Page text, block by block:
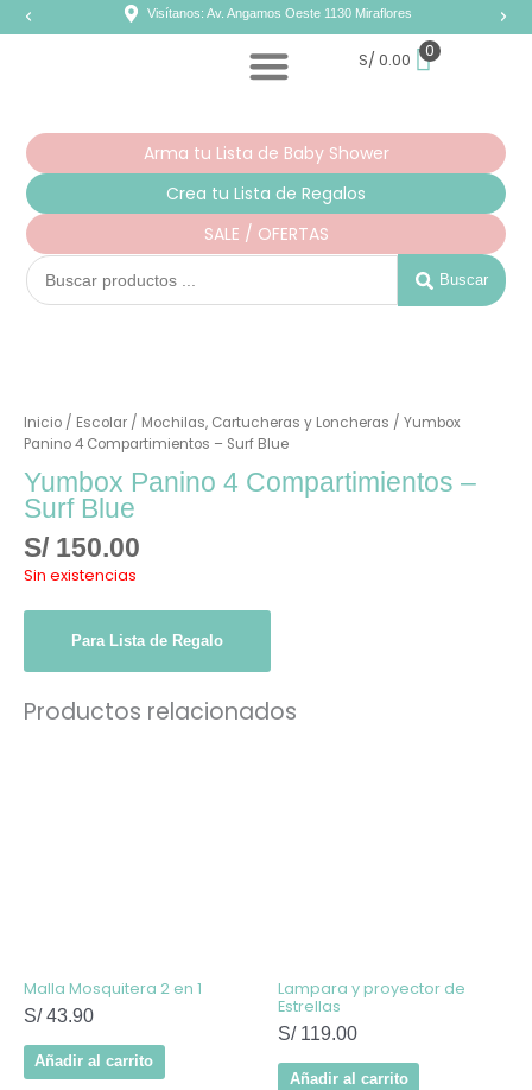
Visítanos: Av. Angamos Oeste 1130 Miraflores
S/ 0.00 0
Arma tu Lista de Baby Shower
Crea tu Lista de Regalos
SALE / OFERTAS
Search
Buscar
Inicio/ Escolar/ Mochilas, Cartucheras y Loncheras / Yumbox
Panino 4 Compartimientos – Surf Blue
Yumbox Panino 4 Compartimientos –
Surf Blue
S/150.00
Sin existencias
Para Lista de Regalo
Productos relacionados
Malla Mosquitera 2 en 1
S/43.90
Añadir al carrito
Lampara y proyector de
Estrellas
S/119.00
Añadir al carrito